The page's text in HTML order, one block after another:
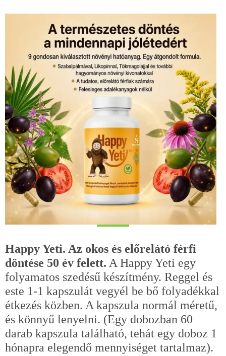
Happy Yeti. Az okos és előrelátó férfi
döntése 50 év felett. A Happy Yeti egy
folyamatos szedésű készítmény. Reggel és
este 1-1 kapszulát vegyél be bő folyadékkal
étkezés közben. A kapszula normál méretű,
és könnyű lenyelni. (Egy dobozban 60
darab kapszula található, tehát egy doboz 1
hónapra elegendő mennyiséget tartalmaz).